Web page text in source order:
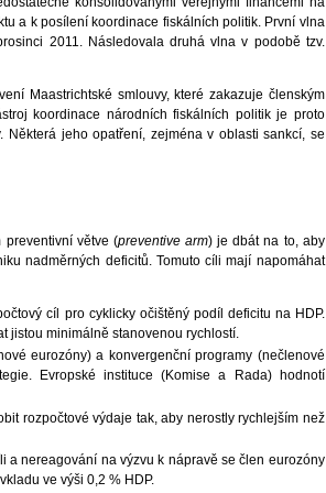
a k posílení koordinace fiskálních politik. První vlna
2011. Následovala druhá vlna v podobě tzv.
Maastrichtské smlouvy, které zakazuje členským
koordinace národních fiskálních politik je proto
jeho opatření, zejména v oblasti sankcí, se
preventivní větve (preventive arm) je dbát na to, aby
nadměrných deficitů. Tomuto cíli mají napomáhat
cíl pro cyklicky očištěný podíl deficitu na HDP.
jistou minimálně stanovenou rychlostí.
eurozóny) a konvergenční programy (nečlenové
Evropské instituce (Komise a Rada) hodnotí
rozpočtové výdaje tak, aby nerostly rychlejším než
a nereagování na výzvu k nápravě se člen eurozóny
ve výši 0,2 % HDP.